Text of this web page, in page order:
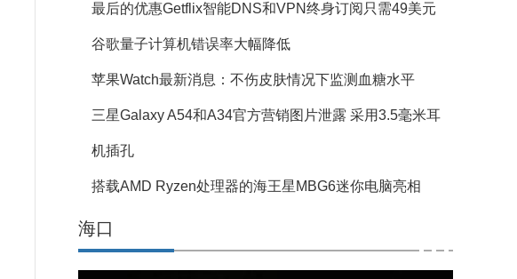
最后的优惠Getflix智能DNS和VPN终身订阅只需49美元
谷歌量子计算机错误率大幅降低
苹果Watch最新消息：不伤皮肤情况下监测血糖水平
三星Galaxy A54和A34官方营销图片泄露 采用3.5毫米耳
机插孔
搭载AMD Ryzen处理器的海王星MBG6迷你电脑亮相
海口